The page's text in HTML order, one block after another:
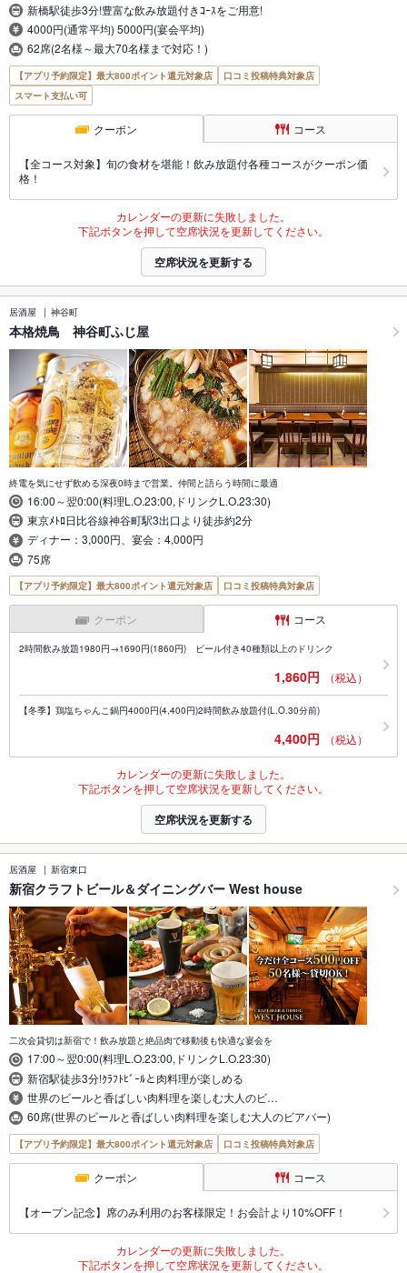
新橋駅徒歩3分!豊富な飲み放題付きｺｰｽをご用意!
4000円(通常平均) 5000円(宴会平均)
62席(2名様～最大70名様まで対応！)
【アプリ予約限定】最大800ポイント還元対象店
口コミ投稿特典対象店
スマート支払い可
クーポン コース
【全コース対象】旬の食材を堪能！飲み放題付各種コースがクーポン価
格！
カレンダーの更新に失敗しました。
下記ボタンを押して空席状況を更新してください。
空席状況を更新する
居酒屋 神谷町
本格焼鳥 神谷町ふじ屋
終電を気にせず飲める深夜0時まで営業。仲間と語らう時間に最適
16:00～翌0:00(料理L.O.23:00,ドリンクL.O.23:30)
東京ﾒﾄﾛ日比谷線神谷町駅3出口より徒歩約2分
ディナー：3,000円、宴会：4,000円
75席
【アプリ予約限定】最大800ポイント還元対象店 口コミ投稿特典対象店
クーポン コース
2時間飲み放題1980円→1690円(1860円) ビール付き40種類以上のドリンク
1,860円 （税込）
【冬季】鶏塩ちゃんこ鍋円4000円(4,400円)2時間飲み放題付(L.O.30分前)
4,400円 （税込）
カレンダーの更新に失敗しました。
下記ボタンを押して空席状況を更新してください。
空席状況を更新する
居酒屋 新宿東口
新宿クラフトビール＆ダイニングバー West house
二次会貸切は新宿で！飲み放題と絶品肉で移動後も快適な宴会を
17:00～翌0:00(料理L.O.23:00,ドリンクL.O.23:30)
新宿駅徒歩3分!ｸﾗﾌﾄﾋﾞｰﾙと肉料理が楽しめる
世界のビールと香ばしい肉料理を楽しむ大人のビ…
60席(世界のビールと香ばしい肉料理を楽しむ大人のビアバー)
【アプリ予約限定】最大800ポイント還元対象店 口コミ投稿特典対象店
クーポン コース
【オープン記念】席のみ利用のお客様限定！お会計より10%OFF！
カレンダーの更新に失敗しました。
下記ボタンを押して空席状況を更新してください。